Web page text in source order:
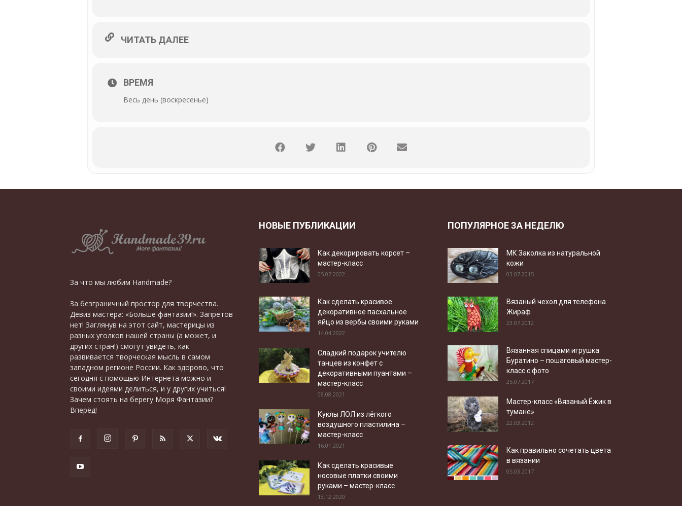
ЧИТАТЬ ДАЛЕЕ
ВРЕМЯ
Весь день (воскресенье)
За что мы любим Handmade?
За безграничный простор для творчества.
Девиз мастера: «Больше фантазии!». Запретов
нет! Заглянув на этот сайт, мастерицы из
разных уголков нашей страны (а может, и
других стран!) смогут увидеть, как
развивается творческая мысль в самом
западном регионе России. Как здорово, что
сегодня с помощью Интернета можно и
своими идеями делиться, и у других учиться!
Зачем стоять на берегу Моря Фантазии?
Вперёд!
НОВЫЕ ПУБЛИКАЦИИ
Как декорировать корсет –
мастер-класс
05.07.2022
Как сделать красивое
декоративное пасхальное
яйцо из вербы своими руками
14.04.2022
Сладкий подарок учителю
танцев из конфет с
декоративными пуантами –
мастер-класс
08.08.2021
Куклы ЛОЛ из лёгкого
воздушного пластилина –
мастер-класс
16.01.2021
Как сделать красивые
носовые платки своими
руками – мастер-класс
13.12.2020
ПОПУЛЯРНОЕ ЗА НЕДЕЛЮ
МК Заколка из натуральной
кожи
03.07.2015
Вязаный чехол для телефона
Жираф
23.07.2012
Вязанная спицами игрушка
Буратино – пошаговый мастер-
класс с фото
25.07.2017
Мастер-класс «Вязаный Ёжик в
тумане»
22.03.2012
Как правильно сочетать цвета
в вязании
05.03.2017